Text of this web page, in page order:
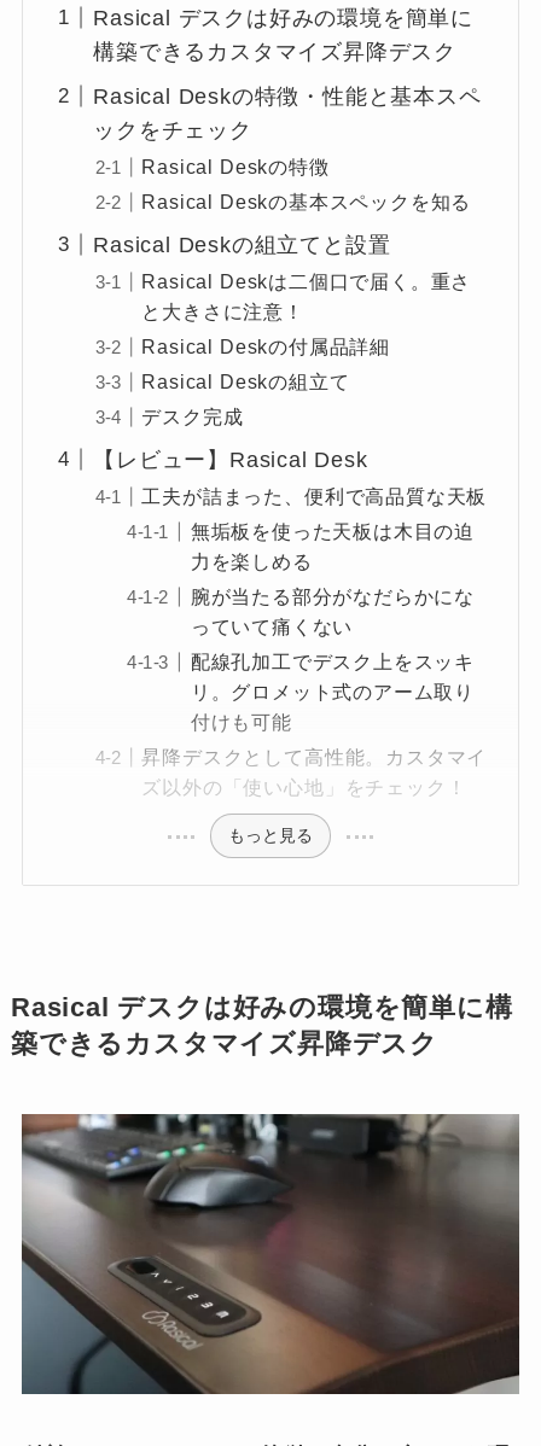
Rasical デスクは好みの環境を簡単に
構築できるカスタマイズ昇降デスク
Rasical Deskの特徴・性能と基本スペ
ックをチェック
Rasical Deskの特徴
Rasical Deskの基本スペックを知る
Rasical Deskの組立てと設置
Rasical Deskは二個口で届く。重さ
と大きさに注意！
Rasical Deskの付属品詳細
Rasical Deskの組立て
デスク完成
【レビュー】Rasical Desk
工夫が詰まった、便利で高品質な天板
無垢板を使った天板は木目の迫
力を楽しめる
腕が当たる部分がなだらかにな
っていて痛くない
配線孔加工でデスク上をスッキ
リ。グロメット式のアーム取り
付けも可能
昇降デスクとして高性能。カスタマイ
ズ以外の「使い心地」をチェック！
もっと見る
Rasical デスクは好みの環境を簡単に構
築できるカスタマイズ昇降デスク